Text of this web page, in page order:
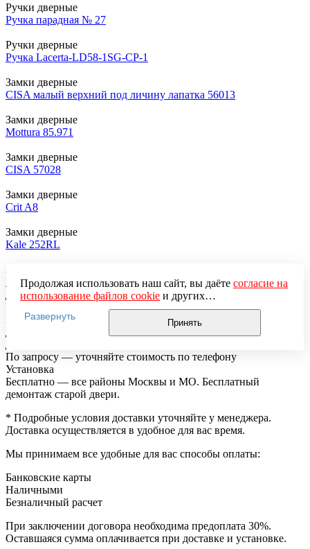
Ручки дверные
Ручка парадная № 27
Ручки дверные
Ручка Lacerta-LD58-1SG-CP-1
Замки дверные
CISA малый верхний под личину лапатка 56013
Замки дверные
Mottura 85.971
Замки дверные
CISA 57028
Замки дверные
Crit A8
Замки дверные
Kale 252RL
Замки дверные
Mottura 52.783
Доставка по Москве
Бесплатно в пределах 20 км от МКАД
Московская область
Далее 20 км от МКАД — 50 руб/км
По запросу — уточняйте стоимость по телефону
Установка
Бесплатно — все районы Москвы и МО. Бесплатный
демонтаж старой двери.
* Подробные условия доставки уточняйте у менеджера.
Доставка осуществляется в удобное для вас время.
Мы принимаем все удобные для вас способы оплаты:
Банковские карты
Наличными
Безналичный расчет
При заключении договора необходима предоплата 30%.
Оставшаяся сумма оплачивается при доставке и установке.
Продолжая использовать наш сайт, вы даёте согласие на
использование файлов cookieи других
пользовательских данных (включая IP-адрес, сведения о
местоположении, устройстве, действиях на сайте и т. п.)
для функционирования сайта, проведения
использования систем аналитики (например,
Яндекс.Метрика), в соответствии с нашей
обработки персональных данных.
Если вы не хотите, чтобы ваши данные обрабатывались,
Развернуть
Принять